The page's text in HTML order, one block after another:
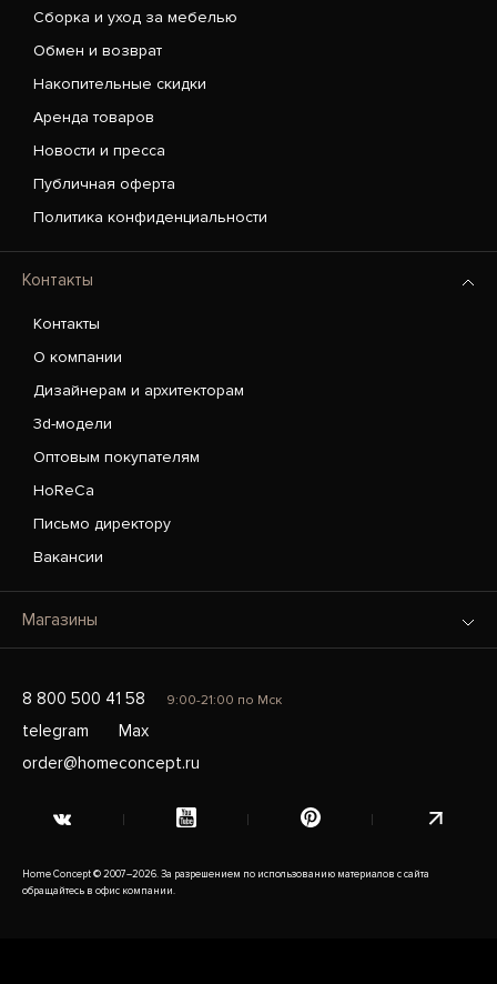
Сборка и уход за мебелью
Обмен и возврат
Накопительные скидки
Аренда товаров
Новости и пресса
Публичная оферта
Политика конфиденциальности
Контакты
Контакты
О компании
Дизайнерам и архитекторам
3d-модели
Оптовым покупателям
HoReCa
Письмо директору
Вакансии
Магазины
8 800 500 41 58 9:00-21:00 по Мск
telegram
Max
order@homeconcept.ru
Home Concept © 2007–2026. За разрешением по использованию материалов с сайта
обращайтесь в офис компании.